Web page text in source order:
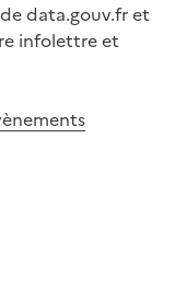
data.gouv.fr et
infolettre et